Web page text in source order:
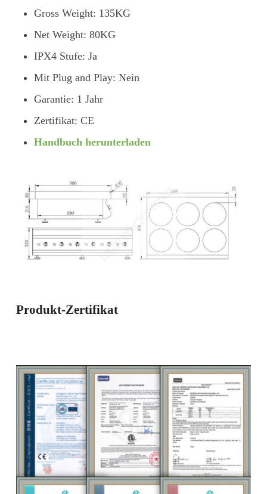
Gross Weight: 135KG
Net Weight: 80KG
IPX4 Stufe: Ja
Mit Plug and Play: Nein
Garantie: 1 Jahr
Zertifikat: CE
Handbuch herunterladen
Produkt-Zertifikat